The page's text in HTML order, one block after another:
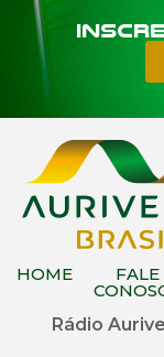
HOME FALE
Rádio